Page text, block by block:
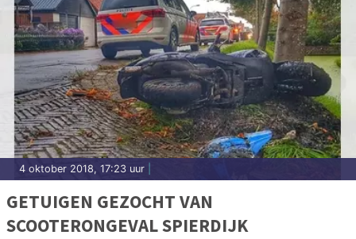
4 oktober 2018, 17:23 uur
GETUIGEN GEZOCHT VAN
SCOOTERONGEVAL SPIERDIJK